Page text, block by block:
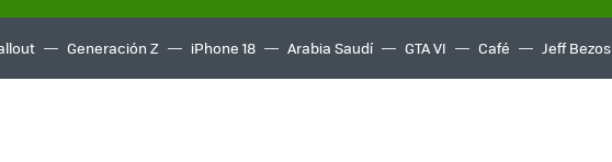
Generación Z iPhone 18 Arabia Saudí GTA VI Café Jeff Bezos